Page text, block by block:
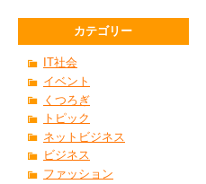
カテゴリー
IT社会
イベント
くつろぎ
トピック
ネットビジネス
ビジネス
ファッション